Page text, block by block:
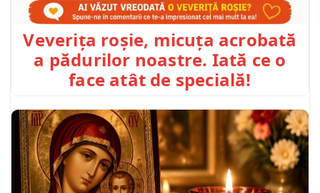
Veverița roșie, micuța acrobată
a pădurilor noastre. Iată ce o
face atât de specială!